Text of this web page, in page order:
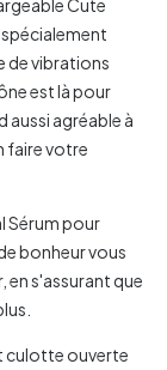
Cute
de vibrations
est là pour
aussi agréable à
faire votre
Sérum pour
bonheur vous
en s'assurant que
culotte ouverte